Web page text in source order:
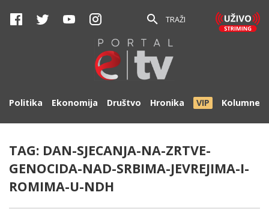
TRAŽI
Politika Ekonomija Društvo Hronika VIP Kolumne
TAG: DAN-SJECANJA-NA-ZRTVE-
GENOCIDA-NAD-SRBIMA-JEVREJIMA-I-
ROMIMA-U-NDH